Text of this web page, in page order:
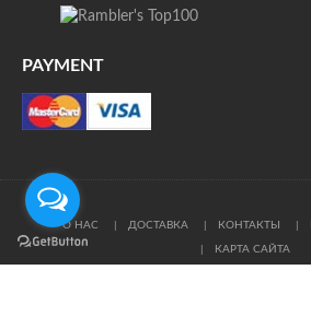
PAYMENT
О НАС ДОСТАВКА КОНТАКТЫ
КАРТА САЙТА